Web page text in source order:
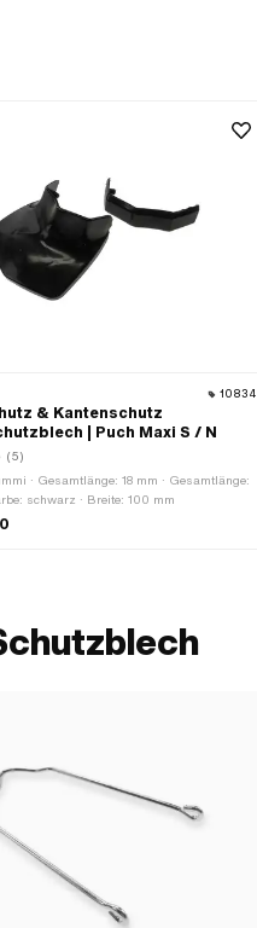
10834
& Kantenschutz
| Puch Maxi S / N
(5)
· Gesamtlänge: 18 mm · Gesamtlänge:
schwarz · Breite: 100 mm